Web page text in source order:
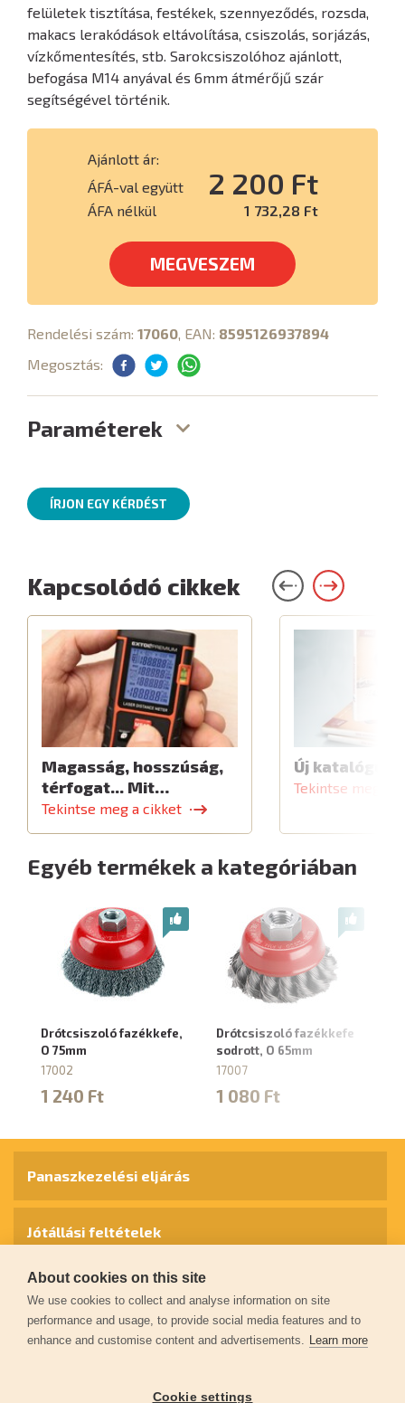
felületek tisztítása, festékek, szennyeződés, rozsda,
makacs lerakódások eltávolítása, csiszolás, sorjázás,
vízkőmentesítés, stb. Sarokcsiszolóhoz ajánlott,
befogása M14 anyával és 6mm átmérőjű szár
segítségével történik.
Ajánlott ár:
ÁFÁ-val együtt
2 200 Ft
ÁFA nélkül 1 732,28 Ft
MEGVESZEM
Rendelési szám: 17060, EAN: 8595126937894
Megosztás:
Paraméterek
ÍRJON EGY KÉRDÉST
Kapcsolódó cikkek
Magasság, hosszúság,
térfogat... Mit…
Tekintse meg a cikket
Új katalógus
Tekintse meg a
Egyéb termékek a kategóriában
Drótcsiszoló fazékkefe,
O 75mm
17002
1 240 Ft
Drótcsiszoló fazékkefe
sodrott, O 65mm
17007
1 080 Ft
Panaszkezelési eljárás
Jótállási feltételek
Személyes adatok védelme
Kapcsolat
About cookies on this site
We use cookies to collect and analyse information on site
performance and usage, to provide social media features and to
enhance and customise content and advertisements. Learn more
Cookie settings